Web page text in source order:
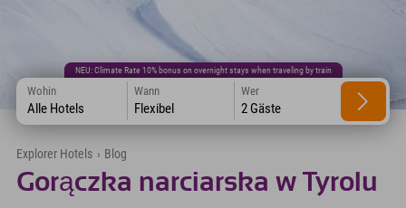
NEU: Climate Rate 10% bonus on overnight stays when traveling by train
Wohin
Alle Hotels
Wann
Flexibel
Wer
2 Gäste
Explorer Hotels › Blog
Gorączka narciarska w Tyrolu